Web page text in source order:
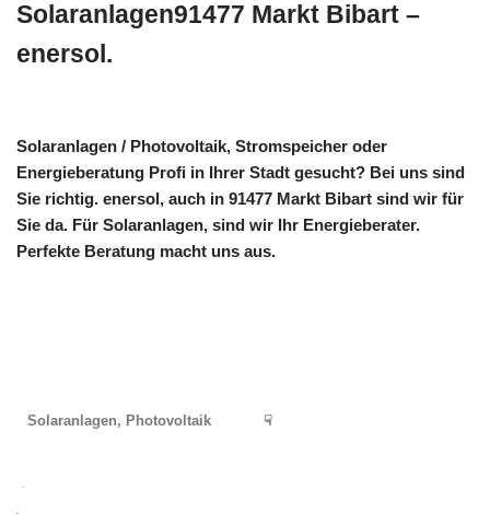
Solaranlagen91477 Markt Bibart –
enersol.
Solaranlagen / Photovoltaik, Stromspeicher oder
Energieberatung Profi in Ihrer Stadt gesucht? Bei uns sind
Sie richtig. enersol, auch in 91477 Markt Bibart sind wir für
Sie da. Für Solaranlagen, sind wir Ihr Energieberater.
Perfekte Beratung macht uns aus.
Solaranlagen, Photovoltaik ☟